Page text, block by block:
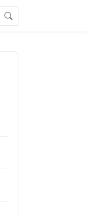
Search